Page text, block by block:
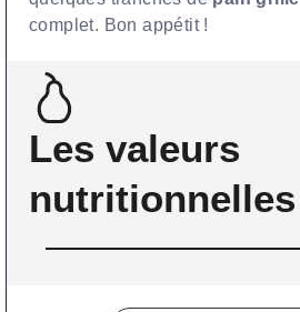
complet. Bon appétit !
Les valeurs
nutritionnelles